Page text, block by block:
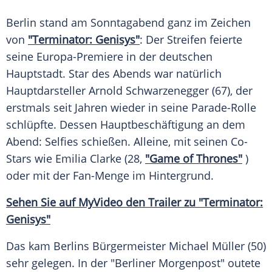
Berlin stand am Sonntagabend ganz im Zeichen
von "Terminator: Genisys": Der Streifen feierte
seine Europa-Premiere in der deutschen
Hauptstadt. Star des Abends war natürlich
Hauptdarsteller Arnold Schwarzenegger (67), der
erstmals seit Jahren wieder in seine Parade-Rolle
schlüpfte. Dessen Hauptbeschäftigung an dem
Abend: Selfies schießen. Alleine, mit seinen Co-
Stars wie Emilia Clarke (28, "Game of Thrones" )
oder mit der Fan-Menge im Hintergrund.
Sehen Sie aufMyVideo den Trailerzu "Terminator:
Genisys"
Das kam Berlins Bürgermeister Michael Müller (50)
sehr gelegen. In der "Berliner Morgenpost" outete